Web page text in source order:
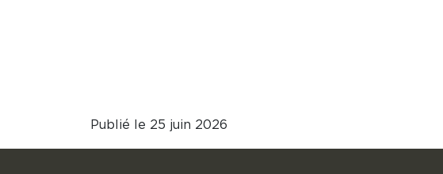
Publié le 25 juin 2026